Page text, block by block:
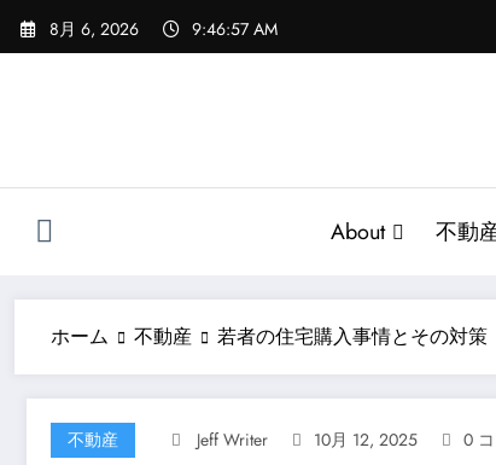
ス
8月 6, 2026 9:46:58 AM
About 不動
ホーム 不動産 若者の住宅購入事情とその対策
不動産 Jeff Writer 10月 12, 2025 0